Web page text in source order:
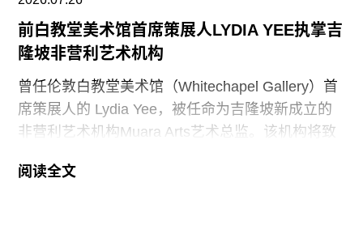
他公共场所设置临时展览或标识，以纠正博物馆内
呈现的不准确信息”。
史密森尼学会尚未就行政令发表公开评论。上周，
哈蒂格出席了一场国会听证会，期间
前白教堂美术馆首席策展人LYDIA YEE执掌吉
隆坡非营利艺术机构
曾任伦敦白教堂美术馆（Whitechapel Gallery）首
席策展人的 Lydia Yee，被任命为吉隆坡新成立的
非营利艺术机构Muara Arts艺术总监。该机构将致
正式开幕。与美术馆配套建设的一座表演艺术剧场
阅读全文